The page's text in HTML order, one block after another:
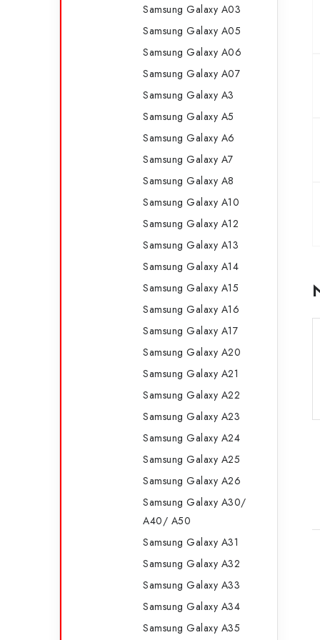
Samsung Galaxy A03
Samsung Galaxy A05
Samsung Galaxy A06
Samsung Galaxy A07
Samsung Galaxy A3
Samsung Galaxy A5
Samsung Galaxy A6
Samsung Galaxy A7
Samsung Galaxy A8
Samsung Galaxy A10
Samsung Galaxy A12
Samsung Galaxy A13
Samsung Galaxy A14
Samsung Galaxy A15
Samsung Galaxy A16
Samsung Galaxy A17
Samsung Galaxy A20
Samsung Galaxy A21
Samsung Galaxy A22
Samsung Galaxy A23
Samsung Galaxy A24
Samsung Galaxy A25
Samsung Galaxy A26
Samsung Galaxy A30/
A40/ A50
Samsung Galaxy A31
Samsung Galaxy A32
Samsung Galaxy A33
Samsung Galaxy A34
Samsung Galaxy A35